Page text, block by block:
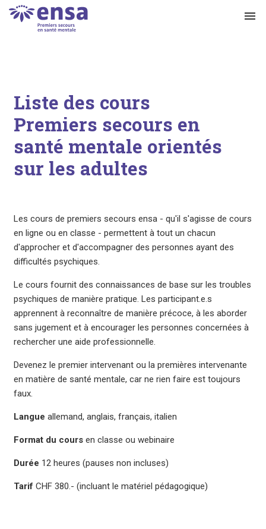
menu
Liste des cours
Premiers secours en
santé mentale orientés
sur les adultes
Les cours de premiers secours ensa - qu'il s'agisse de cours
en ligne ou en classe - permettent à tout un chacun
d'approcher et d'accompagner des personnes ayant des
difficultés psychiques.
Le cours fournit des connaissances de base sur les troubles
psychiques de manière pratique. Les participant.e.s
apprennent à reconnaître de manière précoce, à les aborder
sans jugement et à encourager les personnes concernées à
rechercher une aide professionnelle.
Devenez le premier intervenant ou la premières intervenante
en matière de santé mentale, car ne rien faire est toujours
faux.
Langue allemand, anglais, français, italien
Format du cours en classe ou webinaire
Durée 12 heures (pauses non incluses)
Tarif CHF 380.- (incluant le matériel pédagogique)